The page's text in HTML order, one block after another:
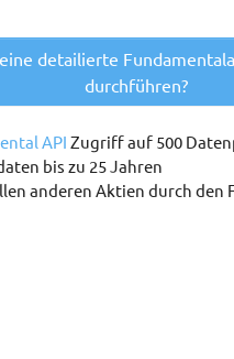
detailierte
durchführen?
API Zugriff auf 500
bis zu 25 Jahren
anderen Aktien durch den